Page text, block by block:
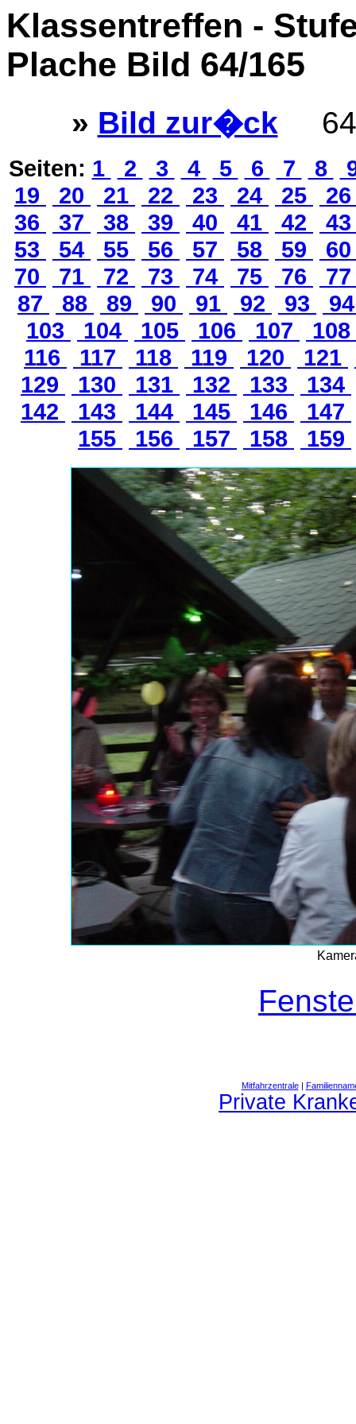
Klassentreffen -
Plache Bild 64/165
» Bild zur�ck
Seiten: 1 2 3 4 5 6 7 8
19
20 21 22 23 24 25
36
37 38 39 40 41 42
53
54 55 56 57 58 59
70
71 72 73 74 75 76
87
88 89 90 91 92 93
103
104 105 106 107
108
116
117 118 119 120 121
129
130 131 132 133
134
142
143 144 145 146
147
155
156 157 158 159
Mitfahrzentrale|
Private